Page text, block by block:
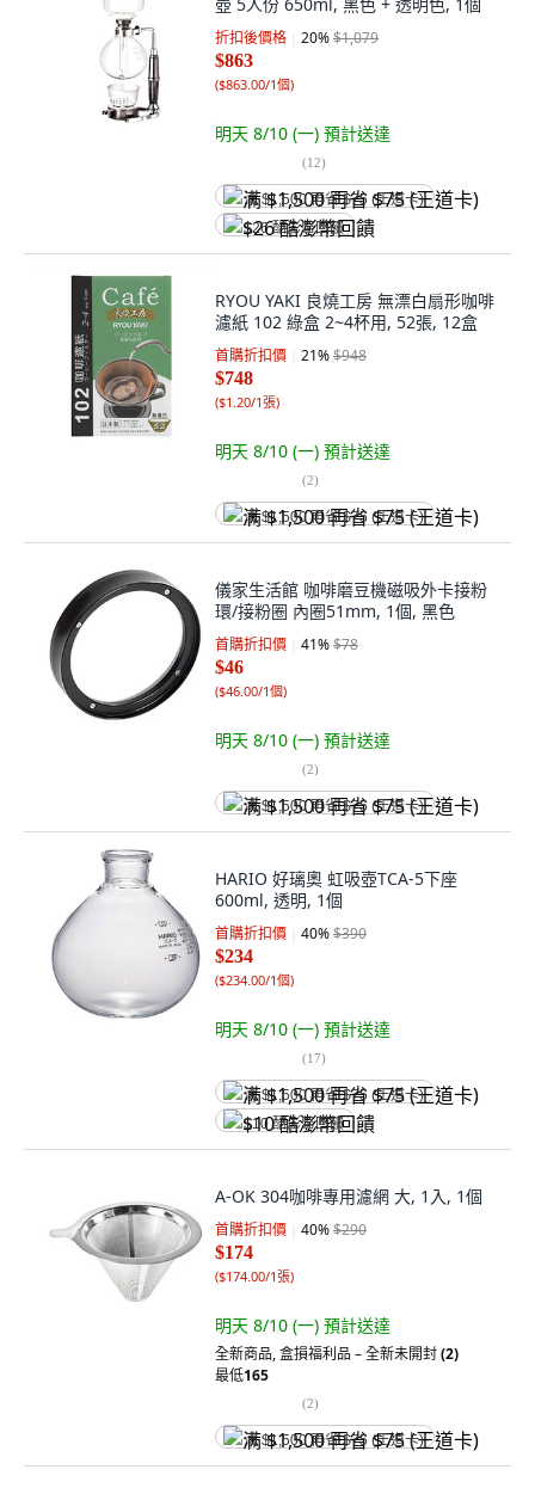
折扣後價格 20%$1,079
$863
($863.00/1個)
明天 8/10 (一) 預計送達
(12)
满 $1,500 再省 $75 (王道卡)
$26 酷澎幣回饋
RYOU YAKI 良燒工房 無漂白扇形咖啡
濾紙 102 綠盒 2~4杯用, 52張, 12盒
首購折扣價 21%$948
$748
($1.20/1張)
明天 8/10 (一) 預計送達
(2)
满 $1,500 再省 $75 (王道卡)
儀家生活館 咖啡磨豆機磁吸外卡接粉
環/接粉圈 內圈51mm, 1個, 黑色
首購折扣價 41%$78
$46
($46.00/1個)
明天 8/10 (一) 預計送達
(2)
满 $1,500 再省 $75 (王道卡)
HARIO 好璃奧 虹吸壺TCA-5下座
600ml, 透明, 1個
首購折扣價 40%$390
$234
($234.00/1個)
明天 8/10 (一) 預計送達
(17)
满 $1,500 再省 $75 (王道卡)
$10 酷澎幣回饋
A-OK 304咖啡專用濾網 大, 1入, 1個
首購折扣價 40%$290
$174
($174.00/1張)
明天 8/10 (一) 預計送達
全新商品,盒損福利品 – 全新未開封(2)
最低165
(2)
满 $1,500 再省 $75 (王道卡)